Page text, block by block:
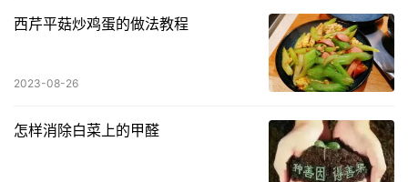
西芹平菇炒鸡蛋的做法教程
2023-08-26
怎样消除白菜上的甲醛